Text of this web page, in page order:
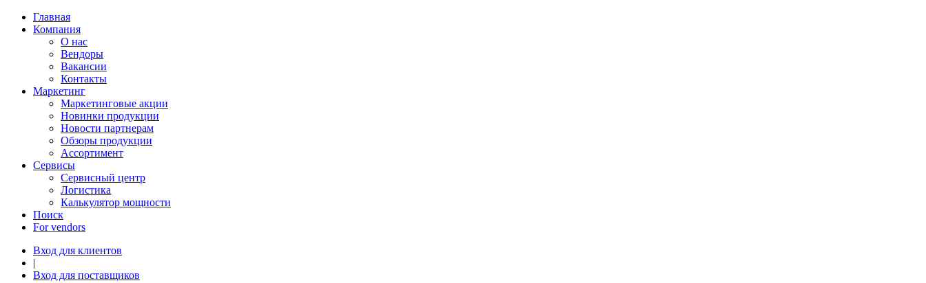
Главная
Компания
О нас
Вендоры
Вакансии
Контакты
Маркетинг
Маркетинговые акции
Новинки продукции
Новости партнерам
Обзоры продукции
Ассортимент
Сервисы
Сервисный центр
Логистика
Калькулятор мощности
Поиск
For vendors
Вход для клиентов
|
Вход для поставщиков